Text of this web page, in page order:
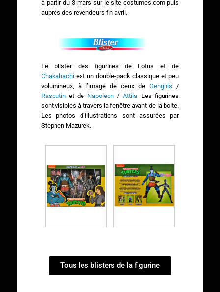
à partir du 3 mars sur le site costumes.com puis
auprès des revendeurs fin avril.
Le blister des figurines de Lotus et de
Chakahachiest un double-pack classique et peu
volumineux, à l’image de ceux de Genghis /
Rasputinet de Napoleon/ Attila. Les figurines
sont visibles à travers la fenêtre avant de la boite.
Les photos d’illustrations sont assurées par
Stephen Mazurek.
Tous les blisters de la figurine